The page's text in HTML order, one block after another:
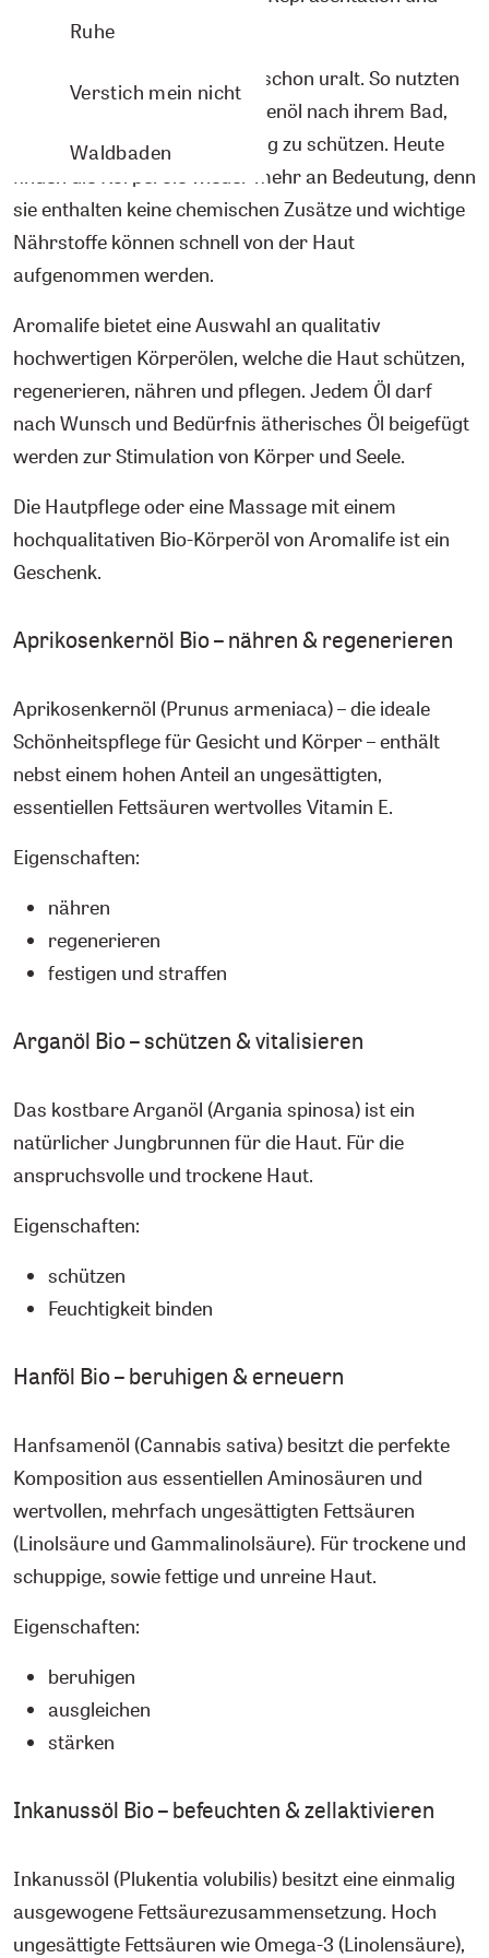
Ruhe
Verstich mein nicht
Waldbaden
Kommunikation.
Die Pflege mit Körperölen ist schon uralt. So nutzten
bereits die alten Griechen Olivenöl nach ihrem Bad,
um die Haut vor Austrocknung zu schützen. Heute
finden die Körperöle wieder mehr an Bedeutung, denn
sie enthalten keine chemischen Zusätze und wichtige
Nährstoffe können schnell von der Haut
aufgenommen werden.
Aromalife bietet eine Auswahl an qualitativ
hochwertigen Körperölen, welche die Haut schützen,
regenerieren, nähren und pflegen. Jedem Öl darf
nach Wunsch und Bedürfnis ätherisches Öl beigefügt
werden zur Stimulation von Körper und Seele.
Die Hautpflege oder eine Massage mit einem
hochqualitativen Bio-Körperöl von Aromalife ist ein
Geschenk.
Aprikosenkernöl Bio – nähren & regenerieren
Aprikosenkernöl (Prunus armeniaca) – die ideale
Schönheitspflege für Gesicht und Körper – enthält
nebst einem hohen Anteil an ungesättigten,
essentiellen Fettsäuren wertvolles Vitamin E.
Eigenschaften:
nähren
regenerieren
festigen und straffen
Arganöl Bio – schützen & vitalisieren
Das kostbare Arganöl (Argania spinosa) ist ein
natürlicher Jungbrunnen für die Haut. Für die
anspruchsvolle und trockene Haut.
Eigenschaften:
schützen
Feuchtigkeit binden
Hanföl Bio – beruhigen & erneuern
Hanfsamenöl (Cannabis sativa) besitzt die perfekte
Komposition aus essentiellen Aminosäuren und
wertvollen, mehrfach ungesättigten Fettsäuren
(Linolsäure und Gammalinolsäure). Für trockene und
schuppige, sowie fettige und unreine Haut.
Eigenschaften:
beruhigen
ausgleichen
stärken
Inkanussöl Bio – befeuchten & zellaktivieren
Inkanussöl (Plukentia volubilis) besitzt eine einmalig
ausgewogene Fettsäurezusammensetzung. Hoch
ungesättigte Fettsäuren wie Omega-3 (Linolensäure),